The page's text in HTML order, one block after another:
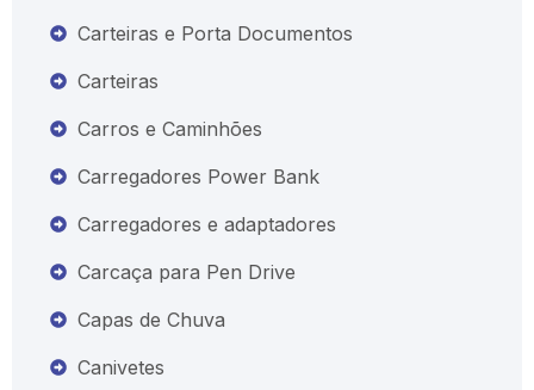
Carteiras e Porta Documentos
Carteiras
Carros e Caminhões
Carregadores Power Bank
Carregadores e adaptadores
Carcaça para Pen Drive
Capas de Chuva
Canivetes